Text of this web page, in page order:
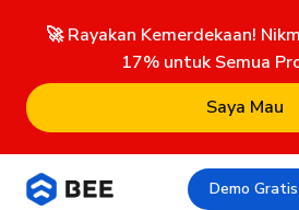
🚀 Rayakan Kemerdekaan!
17% untuk Semua
Saya Mau
Demo Gratis